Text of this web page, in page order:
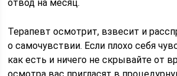
отвод на месяц.
Терапевт осмотрит, взвесит и
о самочувствии. Если плохо себя
как есть и ничего не скрывайте от